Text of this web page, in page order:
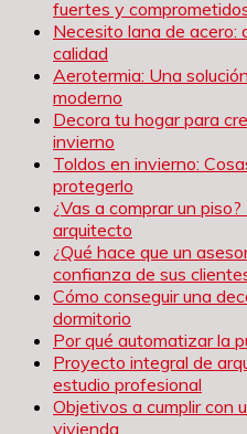
fuertes y
Necesito lana de acero:
calidad
Aerotermia: Una
moderno
Decora tu hogar para
invierno
Toldos en invierno:
protegerlo
¿Vas a comprar un
arquitecto
¿Qué hace que un
confianza de sus
Cómo conseguir una
dormitorio
Por qué automatizar la
Proyecto integral de
estudio profesional
Objetivos a cumplir con
vivienda